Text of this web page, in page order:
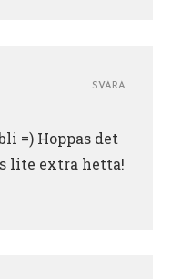
=) Hoppas det
lite extra hetta!
SVARA